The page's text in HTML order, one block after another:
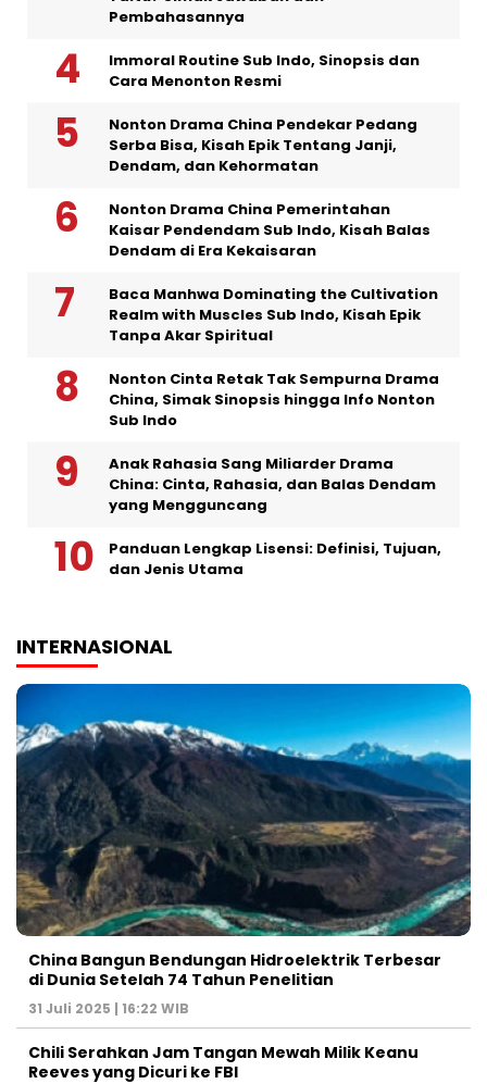
Pembahasannya
Immoral Routine Sub Indo, Sinopsis dan
Cara Menonton Resmi
Nonton Drama China Pendekar Pedang
Serba Bisa, Kisah Epik Tentang Janji,
Dendam, dan Kehormatan
Nonton Drama China Pemerintahan
Kaisar Pendendam Sub Indo, Kisah Balas
Dendam di Era Kekaisaran
Baca Manhwa Dominating the Cultivation
Realm with Muscles Sub Indo, Kisah Epik
Tanpa Akar Spiritual
Nonton Cinta Retak Tak Sempurna Drama
China, Simak Sinopsis hingga Info Nonton
Sub Indo
Anak Rahasia Sang Miliarder Drama
China: Cinta, Rahasia, dan Balas Dendam
yang Mengguncang
Panduan Lengkap Lisensi: Definisi, Tujuan,
dan Jenis Utama
INTERNASIONAL
China Bangun Bendungan Hidroelektrik Terbesar
di Dunia Setelah 74 Tahun Penelitian
31 Juli 2025 | 16:22 WIB
Chili Serahkan Jam Tangan Mewah Milik Keanu
Reeves yang Dicuri ke FBI